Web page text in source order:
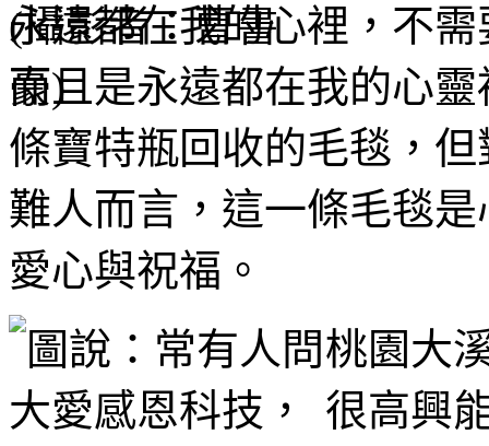
永遠都在我的心裡，不
而且是永遠都在我的心
條寶特瓶回收的毛毯，
難人而言，這一條毛毯
愛心與祝福。
桃園大
很高興